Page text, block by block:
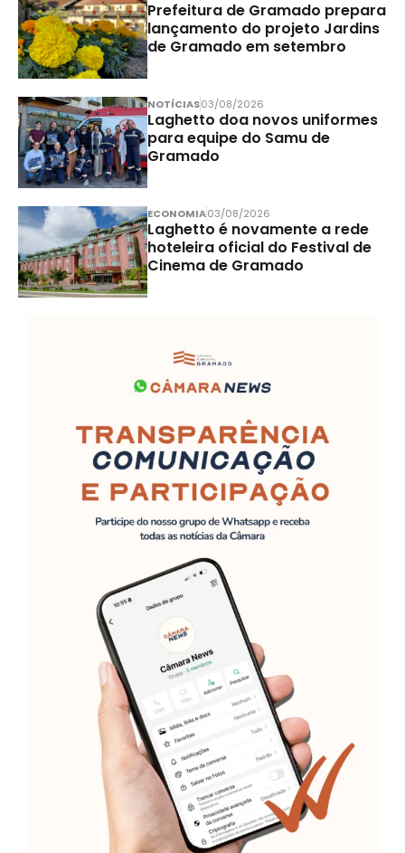
Prefeitura de Gramado prepara
lançamento do projeto Jardins
de Gramado em setembro
NOTÍCIAS03/08/2026
Laghetto doa novos uniformes
para equipe do Samu de
Gramado
ECONOMIA03/08/2026
Laghetto é novamente a rede
hoteleira oficial do Festival de
Cinema de Gramado